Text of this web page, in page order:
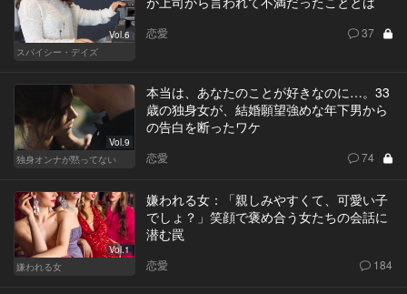
Vol.6
スパイシー・デイズ
恋愛 37
Vol.9
独身オンナが黙ってない
本当は、あなたのことが好きなのに…。33
歳の独身女が、結婚願望強めな年下男から
の告白を断ったワケ
恋愛 74
Vol.1
嫌われる女
嫌われる女：「親しみやすくて、可愛い子
でしょ？」笑顔で褒め合う女たちの会話に
潜む罠
恋愛 184